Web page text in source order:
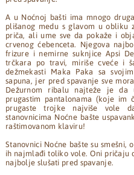
A u Noćnoj bašti ima mnogo
plišanog medu s glavom u obliku
priča, ali ume sve da pokaže i
crvenog ćebenceta. Njegova
frizure i nemirne suknjice Apsi
trčkara po travi, miriše cveće i
dežmekasti Maka Paka sa
sapuna, jer pred spavanje sve
Dežurnom ribalu najteže je da
prugastim pantalonama (koje im
prugaste trojke najviše vole
stanovnicima Noćne bašte
raštimovanom klaviru!
Stanovnici Noćne bašte su
ih najmlađi toliko vole. Oni pričaju
najbolje slušati pred spavanje.